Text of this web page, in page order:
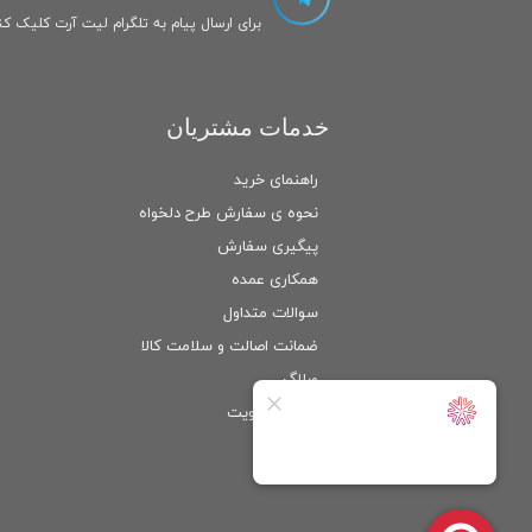
راهنمای خرید
نحوه ی سفارش طرح دلخواه
پیگیری سفارش
همکاری عمده
سوالات متداول
ضمانت اصالت و سلامت كالا
وبلاگ
خدمات مشتریان
برای ارسال پیام به تلگرام لیت آرت کلیک
عضویت